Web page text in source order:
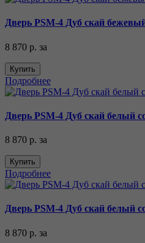
Дверь PSM-4 Дуб скай
8 870 р. за
Купить
Подробнее
Дверь PSM-4 Дуб скай белый
8 870 р. за
Купить
Подробнее
Дверь PSM-4 Дуб скай белый
8 870 р. за